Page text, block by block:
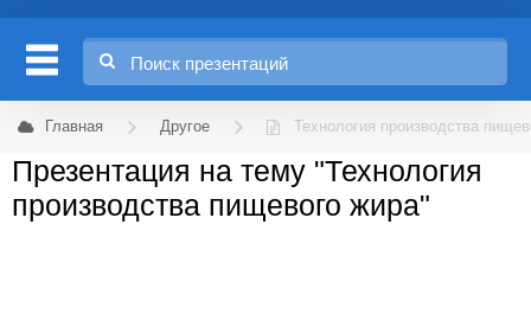
Главная Другое Технология производства
Презентация на тему "Технология
производства пищевого жира"